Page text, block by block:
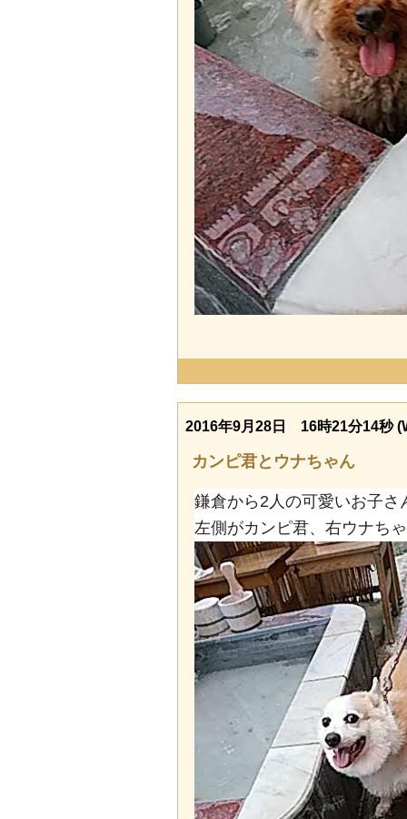
2016年9月28日 16時21分14秒
カンピ君とウナちゃん
鎌倉から2人の可愛いお子さ
左側がカンピ君、右ウナち